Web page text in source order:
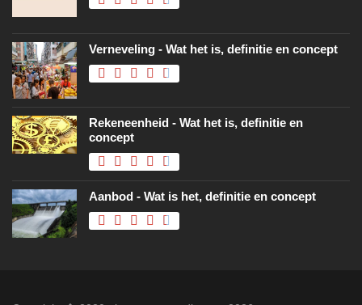
Verneveling - Wat het is, definitie en concept
Rekeneenheid - Wat het is, definitie en
concept
Aanbod - Wat is het, definitie en concept